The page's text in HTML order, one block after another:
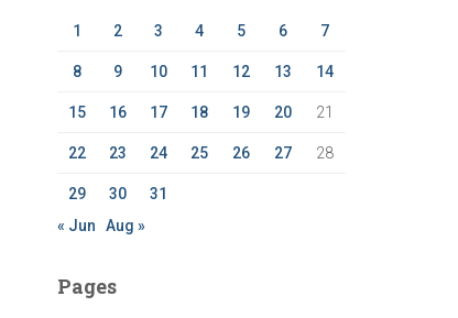
1 2 3 4 5 6 7
8 9 10 11 12 13 14
15 16 17 18 19 20 21
22 23 24 25 26 27 28
29 30
31
« Jun
Aug »
Pages